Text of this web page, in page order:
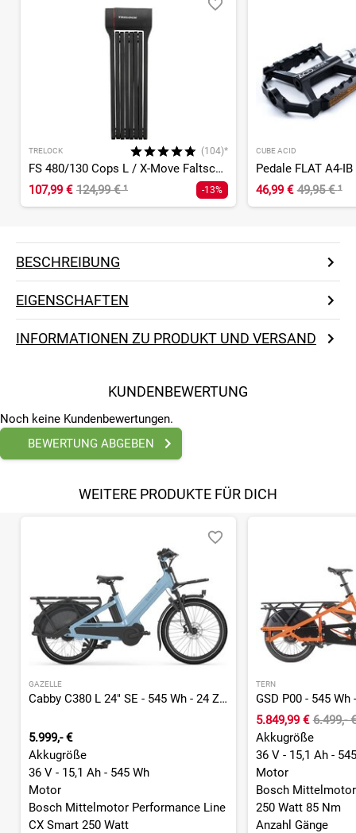
TRELOCK (104)*
FS 480/130 Cops L / X-Move Faltschloss
107,99 € 124,99 €¹ -13%
CUBE ACID
Pedale FLAT A4-
46,99 € 49,95 €¹
BESCHREIBUNG
EIGENSCHAFTEN
INFORMATIONEN ZU PRODUKT UND VERSAND
KUNDENBEWERTUNG
Noch keine Kundenbewertungen.
BEWERTUNG ABGEBEN
WEITERE PRODUKTE FÜR DICH
GAZELLE
Cabby C380 L 24" SE - 545 Wh - 24 Zoll - Longtail - 2026
5.999,- €
Akkugröße
36 V - 15,1 Ah - 545 Wh
Motor
Bosch Mittelmotor Performance Line
CX Smart 250 Watt
TERN
5.849,99 € 6.499,-
Akkugröße
36 V - 15,1 Ah -
Motor
Bosch
250 Watt 85 Nm
Anzahl Gänge